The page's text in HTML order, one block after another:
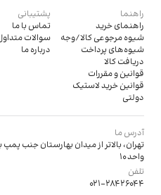
راهنما
راهنمای خرید
شیوه مرجوعی کالا/وجه
شیوه‌های پرداخت
دریافت کالا
قوانین و مقررات
قوانین خرید لاستیک
دولتی
پشتیبانی
تماس با ما
سوالات
درباره ما
آدرس ما
تهران، بالاتر از میدان بهارستان جنب
واحد 10
تلفن
021-28426044